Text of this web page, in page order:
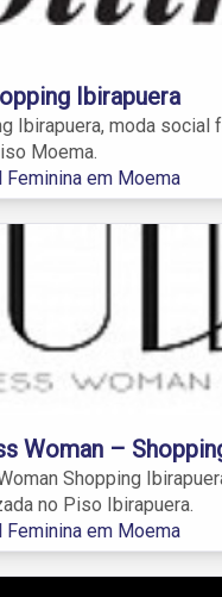
Ibirapuera
Ibirapuera, moda social
Moema.
Feminina em Moema
Woman –
Shopping
no Piso Ibirapuera.
Feminina em Moema